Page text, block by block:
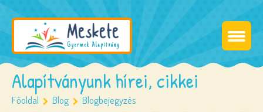
Alapítványunk hírei, cikkei
Főoldal Blog Blogbejegyzés